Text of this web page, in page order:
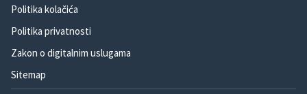
Politika kolačića
Politika privatnosti
Zakon o digitalnim uslugama
Sitemap